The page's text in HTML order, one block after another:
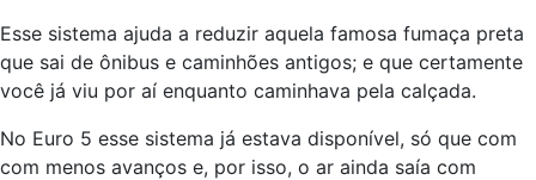
Esse sistema ajuda a reduzir aquela famosa fumaça preta
que sai de ônibus e caminhões antigos; e que certamente
você já viu por aí enquanto caminhava pela calçada.
No Euro 5 esse sistema já estava disponível, só que com
com menos avanços e, por isso, o ar ainda saía com